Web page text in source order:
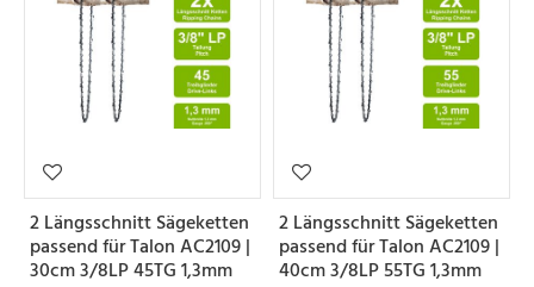
2 Längsschnitt Sägeketten
passend für Talon AC2109 |
30cm 3/8LP 45TG 1,3mm
2 Längsschnitt Sägeketten
passend für Talon AC2109 |
40cm 3/8LP 55TG 1,3mm